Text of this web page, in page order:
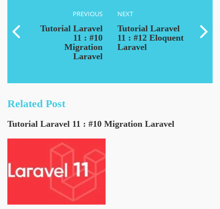
PREVIOUS
Tutorial Laravel
11 : #10
Migration
Laravel
NEXT
Tutorial Laravel
11 : #12 Eloquent
Laravel
Related Post
Tutorial Laravel 11 : #10 Migration Laravel